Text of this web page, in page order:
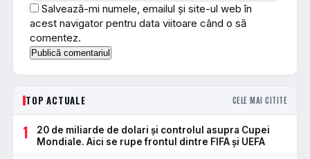
Salvează-mi numele, emailul și site-ul web în
acest navigator pentru data viitoare când o să
comentez.
TOP ACTUALE CELE MAI CITITE
1
20 de miliarde de dolari și controlul asupra Cupei
Mondiale. Aici se rupe frontul dintre FIFA și UEFA